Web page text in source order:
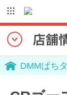
DMMぱち